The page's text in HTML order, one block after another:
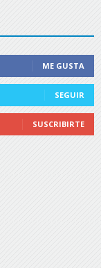
ME GUSTA
SEGUIR
SUSCRIBIRTE